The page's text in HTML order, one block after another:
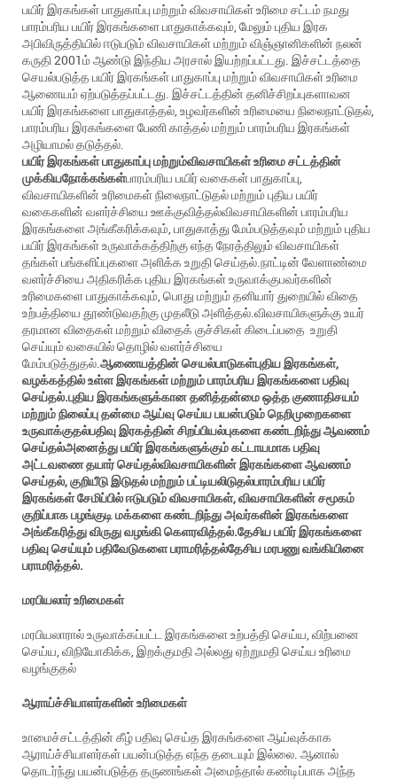
பயிர் இரகங்கள் பாதுகாப்பு மற்றும் விவசாயிகள் உரிமை சட்டம் நமது
பாரம்பரிய பயிர் இரகங்களை பாதுகாக்கவும், மேலும் புதிய இரக
அபிவிருத்தியில் ஈடுபடும் விவசாயிகள் மற்றும் விஞ்ஞானிகளின் நலன்
கருதி 2001ம் ஆண்டு இந்திய அரசால் இயற்றப்பட்டது. இச்சட்டத்தை
செயல்படுத்த பயிர் இரகங்கள் பாதுகாப்பு மற்றும் விவசாயிகள் உரிமை
ஆணையம் ஏற்படுத்தப்பட்டது. இச்சட்டத்தின் தனிச்சிறப்புகளாவன
பயிர் இரகங்களை பாதுகாத்தல், உழவர்களின் உரிமையை நிலைநாட்டுதல்,
பாரம்பரிய இரகங்களை பேணி காத்தல் மற்றும் பாரம்பரிய இரகங்கள்
அழியாமல் தடுத்தல்.
பயிர்இரகங்கள்பாதுகாப்புமற்றும்விவசாயிகள்உரிமைசட்டத்தின்
முக்கியநோக்கங்கள்பாரம்பரிய பயிர் வகைகள் பாதுகாப்பு,
விவசாயிகளின் உரிமைகள் நிலைநாட்டுதல் மற்றும் புதிய பயிர்
வகைகளின் வளர்ச்சியை ஊக்குவித்தல்விவசாயிகளின் பாரம்பரிய
இரகங்களை அங்கீகரிக்கவும், பாதுகாத்து மேம்படுத்தவும் மற்றும் புதிய
பயிர் இரகங்கள் உருவாக்கத்திற்கு எந்த நேரத்திலும் விவசாயிகள்
தங்கள் பங்களிப்புகளை அளிக்க உறுதி செய்தல்.நாட்டின் வேளாண்மை
வளர்ச்சியை அதிகரிக்க புதிய இரகங்கள் உருவாக்குபவர்களின்
உரிமைகளை பாதுகாக்கவும், பொது மற்றும் தனியார் துறையில் விதை
உற்பத்தியை தூண்டுவதற்கு முதலீடு அளித்தல்.விவசாயிகளுக்கு உயர்
தரமான விதைகள் மற்றும் விதைக் குச்சிகள் கிடைப்பதை உறுதி
செய்யும் வகையில் தொழில் வளர்ச்சியை
மேம்படுத்துதல்.ஆணையத்தின்செயல்பாடுகள்புதிய இரகங்கள்,
வழக்கத்தில் உள்ள இரகங்கள் மற்றும் பாரம்பரிய இரகங்களை பதிவு
செய்தல்.புதிய இரகங்களுக்கான தனித்தன்மை ஒத்த குணாதிசயம்
மற்றும் நிலைப்பு தன்மை ஆய்வு செய்ய பயன்படும் நெறிமுறைகளை
உருவாக்குதல்பதிவு இரகத்தின் சிறப்பியல்புகளை கண்டறிந்து ஆவணம்
செய்தல்அனைத்து பயிர் இரகங்களுக்கும் கட்டாயமாக பதிவு
அட்டவணை தயார் செய்தல்விவசாயிகளின் இரகங்களை ஆவணம்
செய்தல், குறியீடு இடுதல் மற்றும் பட்டியலிடுதல்பாரம்பரிய பயிர்
இரகங்கள் சேமிப்பில் ஈடுபடும் விவசாயிகள், விவசாயிகளின் சமூகம்
குறிப்பாக பழங்குடி மக்களை கண்டறிந்து அவர்களின் இரகங்களை
அங்கீகரித்து விருது வழங்கி கெளரவித்தல்.தேசிய பயிர் இரகங்களை
பதிவு செய்யும் பதிவேடுகளை பராமரித்தல்தேசிய மரபணு வங்கியினை
பராமரித்தல்.
மரபியலார்உரிமைகள்
மரபியலாரால் உருவாக்கப்பட்ட இரகங்களை உற்பத்தி செய்ய, விற்பனை
செய்ய, விநியோகிக்க, இறக்குமதி அல்லது ஏற்றுமதி செய்ய உரிமை
வழங்குதல்
ஆராய்ச்சியாளர்களின்உரிமைகள்
உாமைச்சட்டத்தின் கீழ் பதிவு செய்த இரகங்களை ஆய்வுக்காக
ஆராய்ச்சியாளர்கள் பயன்படுத்த எந்த தடையும் இல்லை. ஆனால்
தொடர்ந்து பயன்படுத்த தருணங்கள் அமைந்தால் கண்டிப்பாக அந்த